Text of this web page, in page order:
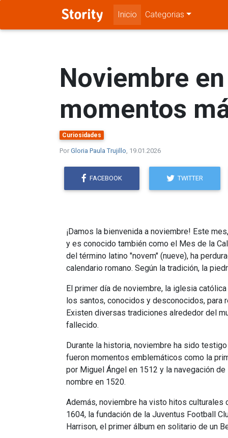
Inicio Categorias
Noviembre
momentos
Curiosidades
Por Gloria Paula Trujillo , 19.01.2026
FACEBOOK TWITTER
¡Damos la bienvenida a noviembre! Este
y es conocido también como el Mes de la
del término latino "novem" (nueve), ha
calendario romano. Según la tradición, la
El primer día de noviembre, la iglesia
los santos, conocidos y desconocidos, para
Existen diversas tradiciones alrededor del
fallecido.
Durante la historia, noviembre ha sido
fueron momentos emblemáticos como la
por Miguel Ángel en 1512 y la navegación
nombre en 1520.
Además, noviembre ha visto hitos culturales
1604, la fundación de la Juventus Football
Harrison, el primer álbum en solitario de un